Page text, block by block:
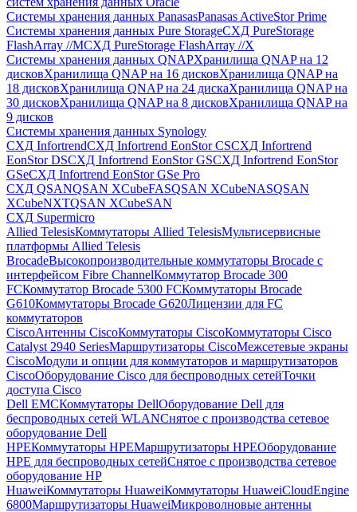
Системы хранения данных PanasasPanasas ActiveStor Prime
Системы хранения данных Pure StorageСХД PureStorage
FlashArray //MСХД PureStorage FlashArray //X
Системы хранения данных QNAPХранилища QNAP на 12
дисковХранилища QNAP на 16 дисковХранилища QNAP на
18 дисковХранилища QNAP на 24 дискаХранилища QNAP на
30 дисковХранилища QNAP на 8 дисковХранилища QNAP на
9 дисков
Системы хранения данных Synology
СХД InfortrendСХД Infortrend EonStor CSСХД Infortrend
EonStor DSСХД Infortrend EonStor GSСХД Infortrend EonStor
GSeСХД Infortrend EonStor GSe Pro
СХД QSANQSAN XCubeFASQSAN XCubeNASQSAN
XCubeNXTQSAN XCubeSAN
СХД Supermicro
Allied TelesisКоммутаторы Allied TelesisМультисервисные
платформы Allied Telesis
BrocadeВысокопроизводительные коммутаторы Brocade с
интерфейсом Fibre ChannelКоммутатор Brocade 300
FCКоммутатор Brocade 5300 FCКоммутаторы Brocade
G610Коммутаторы Brocade G620Лицензии для FC
коммутаторов
CiscoАнтенны CiscoКоммутаторы CiscoКоммутаторы Cisco
Catalyst 2940 SeriesМаршрутизаторы CiscoМежсетевые экраны
CiscoМодули и опции для коммутаторов и маршрутизаторов
CiscoОборудование Cisco для беспроводных сетейТочки
доступа Cisco
Dell EMCКоммутаторы DellОборудование Dell для
беспроводных сетей WLANСнятое с производства сетевое
оборудование Dell
HPEКоммутаторы HPEМаршрутизаторы HPEОборудование
HPE для беспроводных сетейСнятое с производства сетевое
оборудование HP
HuaweiКоммутаторы HuaweiКоммутаторы HuaweiCloudEngine
6800Маршрутизаторы HuaweiМикроволновые антенны